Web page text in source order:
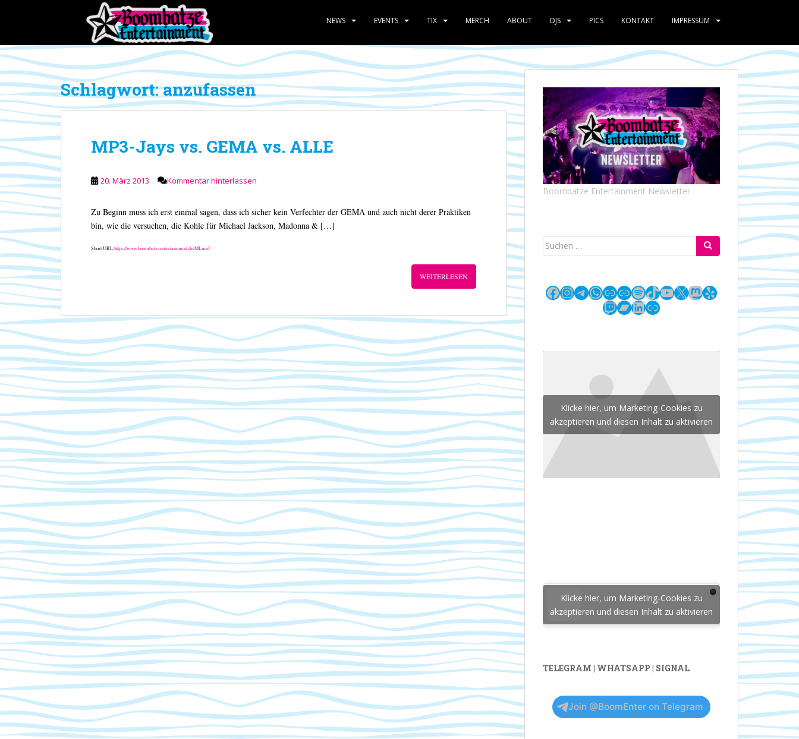
p
t
o
m
a
c
t
e
n
NEWS EVENTS TIX MERCH ABOUT DJS PICS KONTAKT IMPRESSUM
Schlagwort:anzufassen
MP3-Jays vs. GEMA vs. ALLE
20. März 2013 Kommentar hinterlassen
Zu Beginn muss ich erst einmal sagen, dass ich sicher kein Verfechter der GEMA und auch nicht derer Praktiken
bin, wie die versuchen, die Kohle für Michael Jackson, Madonna & […]
Short URLhttps://www.boombatzeentertainment.de/MLmuF
WEITERLESEN
Boombatze Entertainment Newsletter
Suchen
Facebook
Instagram
Telegram
WhatsApp
LinkLinkSpotify
TikTok
YouTube
X Mastodon
Yelp
Twitch
Bandcamp
LinkedIn
Link
Klicke hier, um Marketing-Cookies zu
akzeptieren und diesen Inhalt zu aktivieren
Klicke hier, um Marketing-Cookies zu
akzeptieren und diesen Inhalt zu aktivieren
TELEGRAM | WHATSAPP | SIGNAL
Join @BoomEnter on Telegram